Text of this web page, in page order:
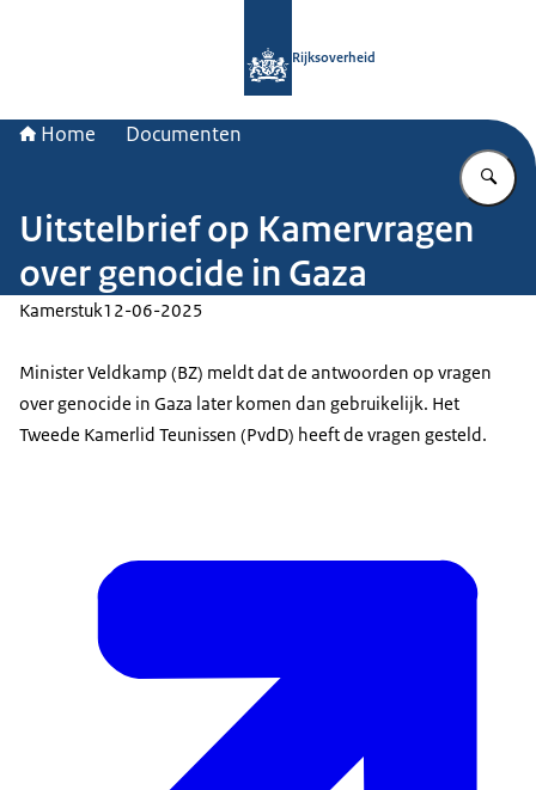
Rijksoverheid
Home Documenten
Uitstelbrief op Kamervragen
over genocide in Gaza
Kamerstuk12-06-2025
Minister Veldkamp (BZ) meldt dat de antwoorden op vragen
over genocide in Gaza later komen dan gebruikelijk. Het
Tweede Kamerlid Teunissen (PvdD) heeft de vragen gesteld.